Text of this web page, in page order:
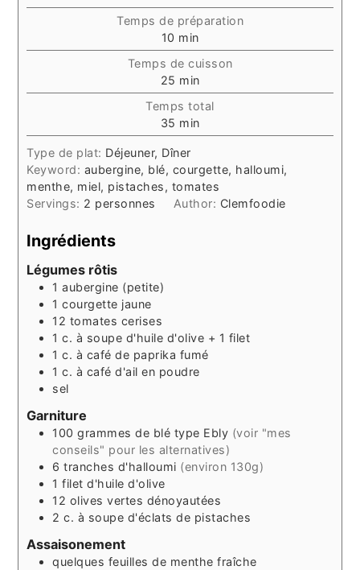
Temps de préparation
10 minutes
min
Temps de cuisson
25 minutes
min
Temps total
35 minutes
min
Type de plat: Déjeuner, Dîner
Keyword: aubergine, blé, courgette, halloumi,
menthe, miel, pistaches, tomates
Servings: 2 personnes Author: Clemfoodie
Ingrédients
Légumes rôtis
1 aubergine (petite)
1 courgette jaune
12 tomates cerises
1 c. à soupe d'huile d'olive + 1 filet
1 c. à café de paprika fumé
1 c. à café d'ail en poudre
sel
Garniture
100 grammes de blé type Ebly (voir "mes
conseils" pour les alternatives)
6 tranches d'halloumi (environ 130g)
1 filetd'huile d'olive
12 olives vertes dénoyautées
2 c. à soupe d'éclats de pistaches
Assaisonement
quelques feuilles de menthe fraîche